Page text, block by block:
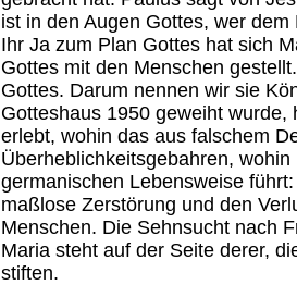
ist in den Augen Gottes, wer
Ihr Ja zum Plan Gottes hat sich
Gottes mit den Menschen
Gottes. Darum nennen wir sie
Gotteshaus 1950 geweiht
erlebt, wohin das aus falschem
Überheblichkeitsgebahren,
germanischen Lebensweise
maßlose Zerstörung und den
Menschen. Die Sehnsucht nach
Maria steht auf der Seite derer,
stiften.